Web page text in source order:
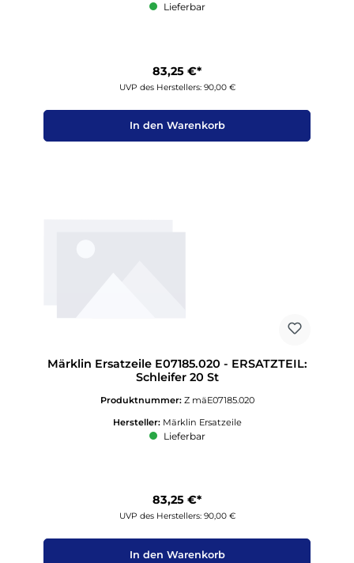
Lieferbar
83,25 €*
UVP des Herstellers: 90,00 €
In den Warenkorb
Märklin Ersatzeile E07185.020 - ERSATZTEIL:
Schleifer 20 St
Produktnummer: Z mäE07185.020
Hersteller: Märklin Ersatzeile
Lieferbar
83,25 €*
UVP des Herstellers: 90,00 €
In den Warenkorb